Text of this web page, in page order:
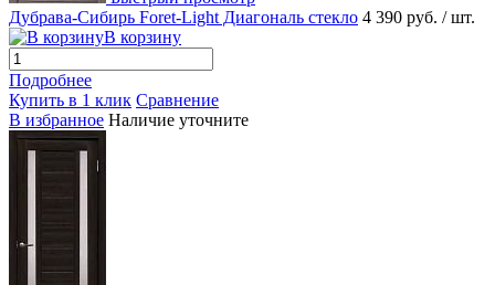
Дубрава-Сибирь Foret-Light Диагональ стекло 4 390 руб. / шт.
В корзину
Подробнее
Купить в 1 клик Сравнение
В избранное Наличие уточните